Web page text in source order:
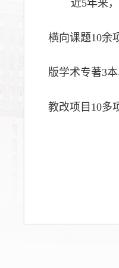
近5年来
横向课题10余
版学术专著3
教改项目10多